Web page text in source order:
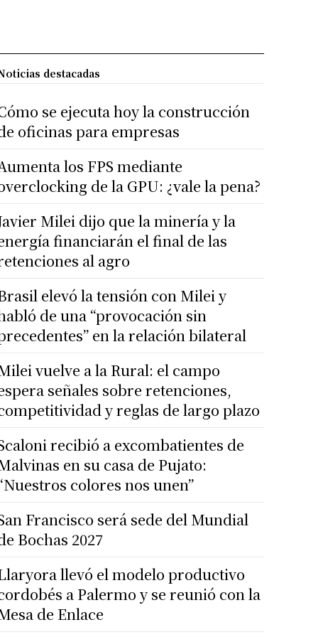
destacadas
se ejecuta hoy la construcción
oficinas para empresas
los FPS mediante
de la GPU: ¿vale la pena?
Milei dijo que la minería y la
financiarán el final de las
al agro
elevó la tensión con Milei y
de una “provocación sin
en la relación bilateral
vuelve a la Rural: el campo
señales sobre retenciones,
y reglas de largo plazo
recibió a excombatientes de
en su casa de Pujato:
colores nos unen”
Francisco será sede del Mundial
Bochas 2027
llevó el modelo productivo
a Palermo y se reunió con la
de Enlace